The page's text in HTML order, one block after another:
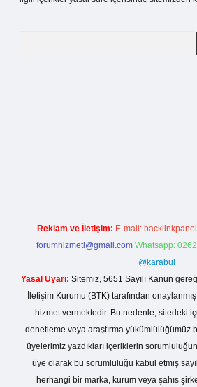
Reklam ve İletişim: E-mail:
forumhizmeti@gmail.com Whatsapp:
@karabul
Yasal Uyarı: Sitemiz, 5651 Sayılı Kanun
İletişim Kurumu (BTK) tarafından
hizmet vermektedir. Bu nedenle, sitedeki
denetleme veya araştırma yükümlülüğümüz
üyelerimiz yazdıkları içeriklerin
üye olarak bu sorumluluğu kabul etmiş
herhangi bir marka, kurum veya şahıs